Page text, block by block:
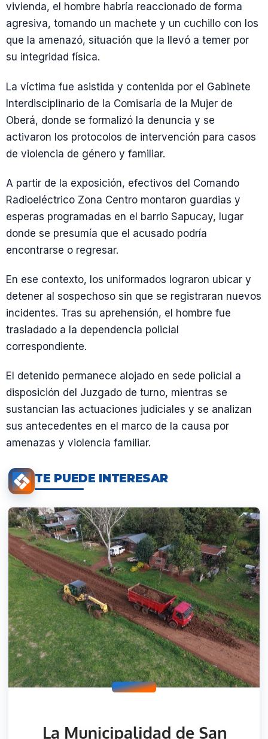
vivienda, el hombre habría reaccionado de forma
agresiva, tomando un machete y un cuchillo con los
que la amenazó, situación que la llevó a temer por
su integridad física.
La víctima fue asistida y contenida por el Gabinete
Interdisciplinario de la Comisaría de la Mujer de
Oberá, donde se formalizó la denuncia y se
activaron los protocolos de intervención para casos
de violencia de género y familiar.
A partir de la exposición, efectivos del Comando
Radioeléctrico Zona Centro montaron guardias y
esperas programadas en el barrio Sapucay, lugar
donde se presumía que el acusado podría
encontrarse o regresar.
En ese contexto, los uniformados lograron ubicar y
detener al sospechoso sin que se registraran nuevos
incidentes. Tras su aprehensión, el hombre fue
trasladado a la dependencia policial
correspondiente.
El detenido permanece alojado en sede policial a
disposición del Juzgado de turno, mientras se
sustancian las actuaciones judiciales y se analizan
sus antecedentes en el marco de la causa por
amenazas y violencia familiar.
TE PUEDE INTERESAR